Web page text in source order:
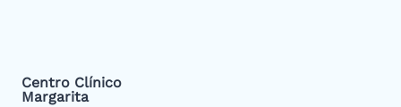
Centro Clínico
Margarita